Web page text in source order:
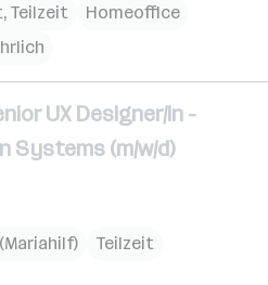
Teilzeit
Homeoffice
UX Designer/in -
Systems (m/w/d)
Teilzeit